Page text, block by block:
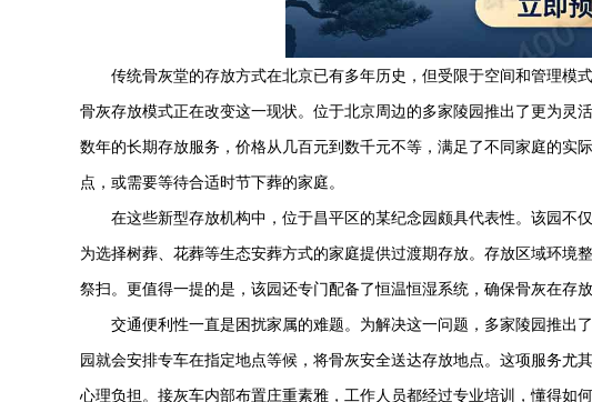
传统骨灰堂的存放方式在北京已有多年历史，但受限于空间和管理模
骨灰存放模式正在改变这一现状。位于北京周边的多家陵园推出了更为灵
数年的长期存放服务，价格从几百元到数千元不等，满足了不同家庭的实
点，或需要等待合适时节下葬的家庭。
在这些新型存放机构中，位于昌平区的某纪念园颇具代表性。该园不
为选择树葬、花葬等生态安葬方式的家庭提供过渡期存放。存放区域环
祭扫。更值得一提的是，该园还专门配备了恒温恒湿系统，确保骨灰在存
交通便利性一直是困扰家属的难题。为解决这一问题，多家陵园推出
园就会安排专车在指定地点等候，将骨灰安全送达存放地点。这项服务
心理负担。接灰车内部布置庄重素雅，工作人员都经过专业培训，懂得如